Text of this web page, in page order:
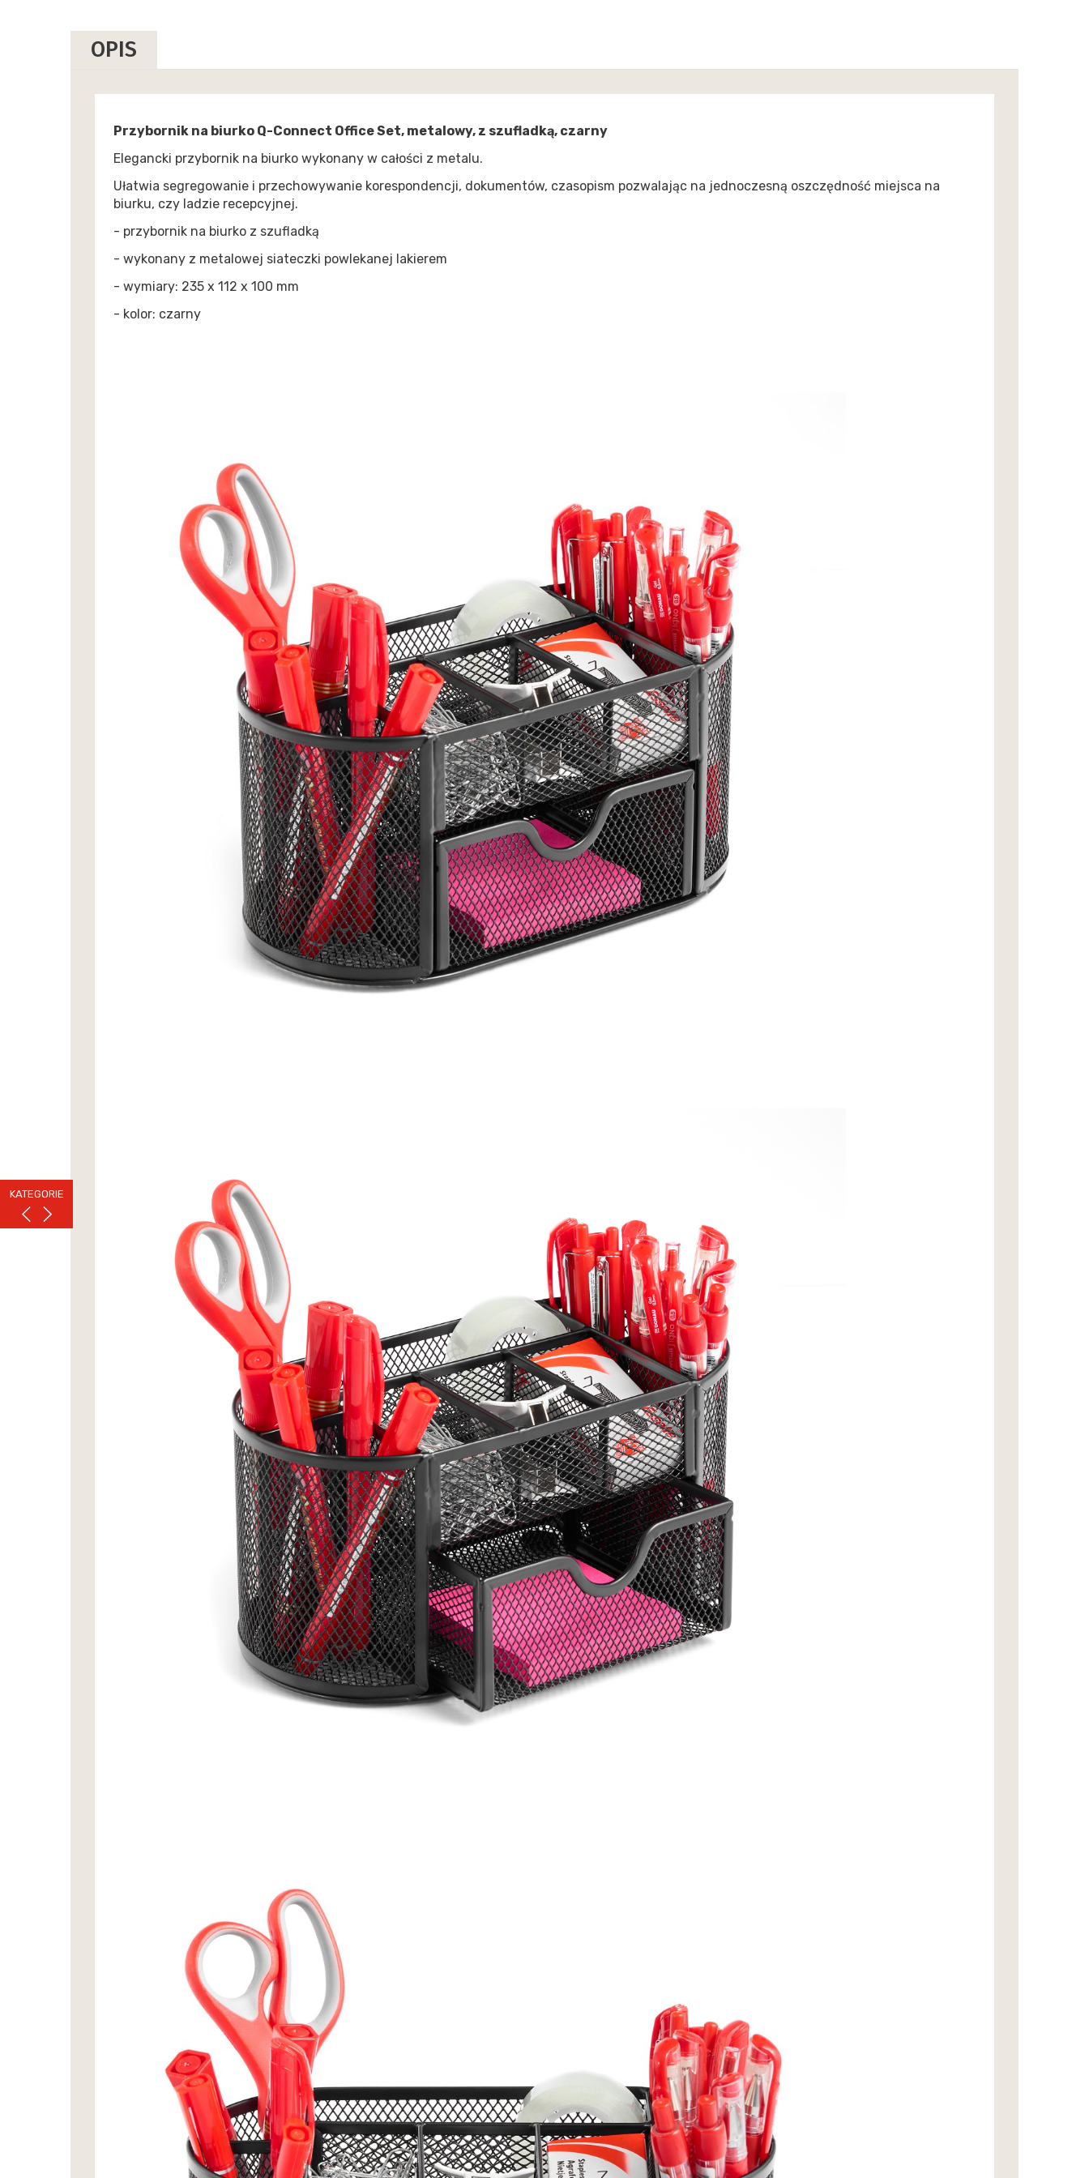
KATEGORIE
OPIS
Przybornik na biurko Q-Connect Office Set, metalowy, z szufladką, czarny
Elegancki przybornik na biurko wykonany w całości z metalu.
Ułatwia segregowanie i przechowywanie korespondencji, dokumentów, czasopism pozwalając na jednoczesną oszczędność miejsca na
biurku, czy ladzie recepcyjnej.
- przybornik na biurko z szufladką
- wykonany z metalowej siateczki powlekanej lakierem
- wymiary: 235 x 112 x 100 mm
- kolor: czarny